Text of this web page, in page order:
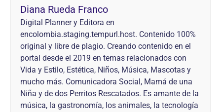
Diana Rueda Franco
Digital Planner y Editora en
encolombia.staging.tempurl.host. Contenido 100%
original y libre de plagio. Creando contenido en el
portal desde el 2019 en temas relacionados con
Vida y Estilo, Estética, Niños, Música, Mascotas y
mucho más. Comunicadora Social, Mamá de una
Niña y de dos Perritos Rescatados. Es amante de la
música, la gastronomía, los animales, la tecnología